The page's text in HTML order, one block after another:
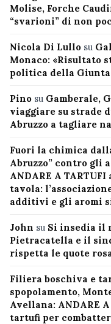
Molise, Forche
“svarioni” di non
Nicola Di Lullo su
Monaco: «Risultato
politica della Giunta
Pino su Gamberale,
viaggiare su strade
Abruzzo a tagliare
Fuori la chimica
Abruzzo” contro
ANDARE A TARTUFI
tavola:
additivi e gli aromi
John su Si insedia il
Pietracatella e il
rispetta le quote
Filiera boschiva e
spopolamento,
Avellana: ANDARE A
tartufi per